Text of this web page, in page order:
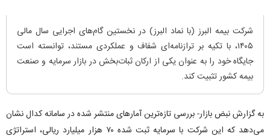
شرکت بیمه البرز (با نماد البرز) در نخستین گام‌های اجرایی سال مالی
۱۴۰۵، با تکیه بر ترازنامه‌ای شفاف و عملکردی مستند، توانسته است
جایگاه خود را به عنوان یکی از ارکان ثبات‌بخش در بازار سرمایه و صنعت
بیمه کشور تثبیت کند.
به گزارش نبض بازار- بررسی تازه‌ترین آمار‌های منتشر شده در سامانه کدال نشان
می‌دهد که این شرکت با سرمایه ثبت شده ۷۰ هزار میلیارد ریالی، استراتژی